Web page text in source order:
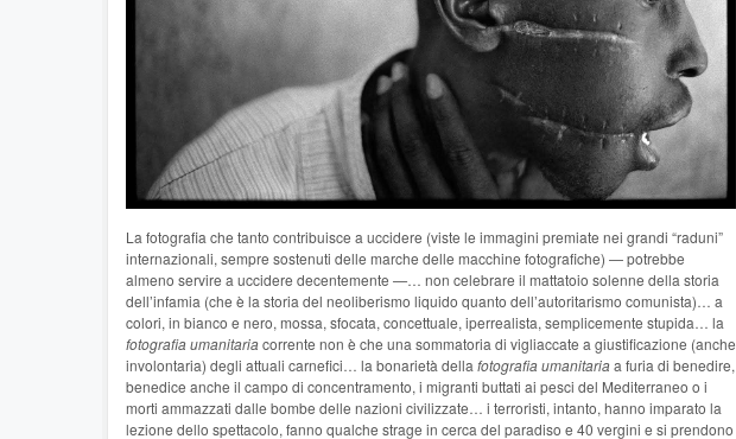
La fotografia che tanto contribuisce a uccidere (viste le immagini premiate nei grandi “raduni”
internazionali, sempre sostenuti delle marche delle macchine fotografiche) — potrebbe
almeno servire a uccidere decentemente —… non celebrare il mattatoio solenne della storia
dell’infamia (che è la storia del neoliberismo liquido quanto dell’autoritarismo comunista)… a
colori, in bianco e nero, mossa, sfocata, concettuale, iperrealista, semplicemente stupida… la
fotografia umanitariacorrente non è che una sommatoria di vigliaccate a giustificazione (anche
involontaria) degli attuali carnefici… la bonarietà della fotografia umanitariaa furia di benedire,
benedice anche il campo di concentramento, i migranti buttati ai pesci del Mediterraneo o i
morti ammazzati dalle bombe delle nazioni civilizzate… i terroristi, intanto, hanno imparato la
lezione dello spettacolo, fanno qualche strage in cerca del paradiso e 40 vergini e si prendono